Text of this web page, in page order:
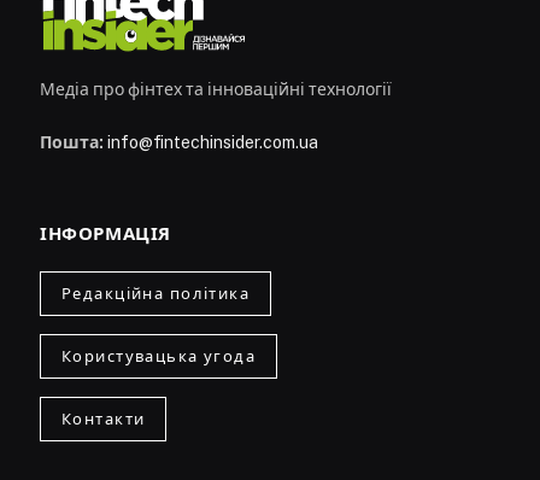
Медіа про фінтех та інноваційні технології
Пошта: info@fintechinsider.com.ua
ІНФОРМАЦІЯ
Редакційна політика
Користувацька угода
Контакти